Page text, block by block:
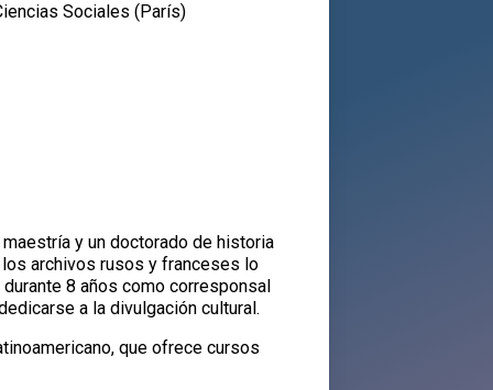
Sociales (París)
y un doctorado de historia
archivos rusos y franceses lo
8 años como corresponsal
a la divulgación cultural.
que ofrece cursos